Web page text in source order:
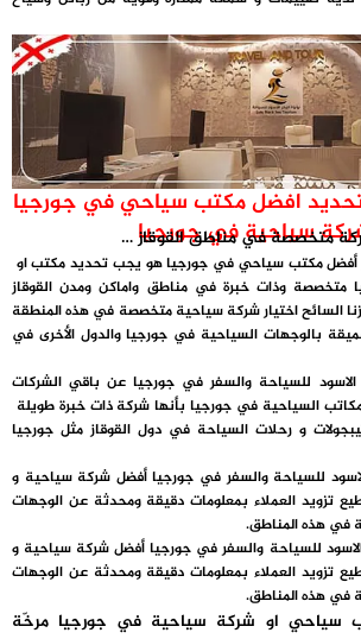
افضل مكتب سياحي في جورجيا
سياحية في جورجيا
متخصصة في مناطق القوقاز …
أفضل مكتب سياحي في جورجيا هو يجب تحديد مكتب او
وذات خبرة في مناطق واماكن ومدن القوقاز
السائح اختيار شركة سياحية متخصصة في هذه المنطقة
بالوجهات السياحية في جورجيا والدول الأخرى في
الاسود للسياحة والسفر في جورجيا عن باقي الشركات
السياحية في جورجيا بأنها شركة ذات خبرة طويلة
و رحلات السياحة في دول القوقاز مثل جورجيا
للسياحة والسفر في جورجيا أفضل شركة سياحية و
تزويد العملاء بمعلومات دقيقة ومحدثة عن الوجهات
في هذه المناطق.
للسياحة والسفر في جورجيا أفضل شركة سياحية و
تزويد العملاء بمعلومات دقيقة ومحدثة عن الوجهات
في هذه المناطق.
سياحي او شركة سياحية في جورجيا مرخّة